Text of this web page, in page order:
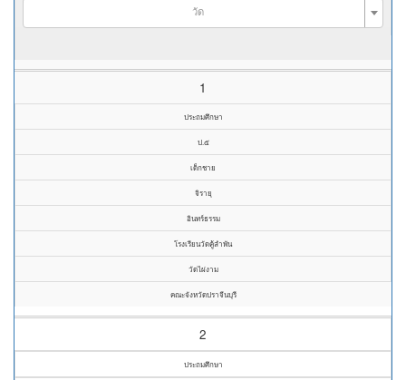
วัด
1
ประถมศึกษา
ป.๕
เด็กชาย
จิรายุ
อินทร์ธรรม
โรงเรียนวัดคู้ลำพัน
วัดไผ่งาม
คณะจังหวัดปราจีนบุรี
2
ประถมศึกษา